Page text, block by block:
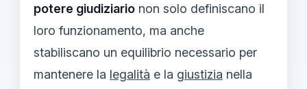
potere giudiziario non solo definiscano il
loro funzionamento, ma anche
stabiliscano un equilibrio necessario per
mantenere la legalità e la giustizia nella